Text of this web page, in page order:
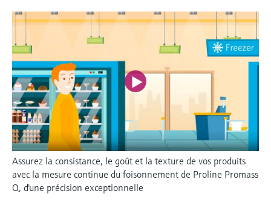
Assurez la consistance, le goût et la texture de vos produits
avec la mesure continue du foisonnement de Proline Promass
Q, d'une précision exceptionnelle